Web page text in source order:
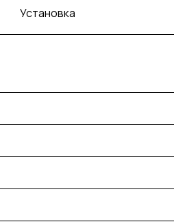
Установка